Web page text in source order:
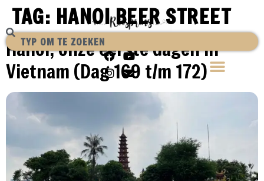
TAG: HANOI BEER STREET
Hanoi, onze eerste dagen in
Vietnam (Dag 169 t/m 172)